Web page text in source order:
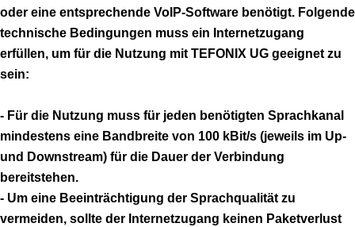
oder eine entsprechende VoIP-Software benötigt. Folgende
technische Bedingungen muss ein Internetzugang
erfüllen, um für die Nutzung mit TEFONIX UG geeignet zu
sein:
- Für die Nutzung muss für jeden benötigten Sprachkanal
mindestens eine Bandbreite von 100 kBit/s (jeweils im Up-
und Downstream) für die Dauer der Verbindung
bereitstehen.
- Um eine Beeinträchtigung der Sprachqualität zu
vermeiden, sollte der Internetzugang keinen Paketverlust